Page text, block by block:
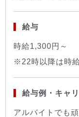
給与
時給1,300円～
※22時以降は時
給与例・キャ
アルバイトでも